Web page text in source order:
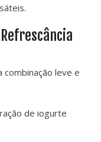
leve e
de iogurte